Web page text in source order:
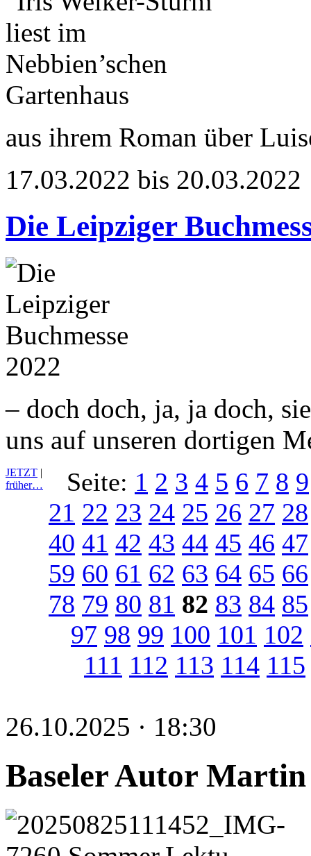
aus ihrem Roman über
17.03.2022 bis 20.03.2022
Die Leipziger
– doch doch, ja, ja doch,
uns auf unseren dortigen
JETZT |
früher…
Seite: 1 2 3 4 5 6 7 8 9
21 22 23 24 25 26 27 28
40 41 42 43 44 45 46 47
59 60 61 62 63 64 65 66
78 79 80 81 82 83 84 85
97 98 99 100 101 102
111 112 113 114 115
26.10.2025 · 18:30
Baseler Autor